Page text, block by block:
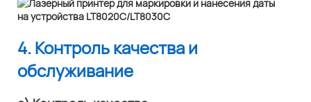
4. Контроль качества и
обслуживание